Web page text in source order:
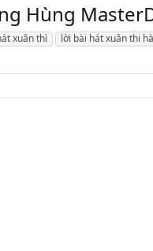
Hùng
xuân thì lời bài hát xuân thi